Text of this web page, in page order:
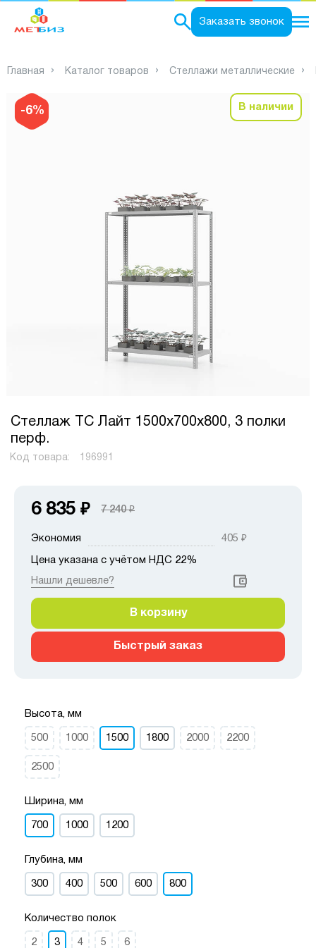
Заказать звонок
Главная Каталог товаров Стеллажи металлические
-6% В наличии
Стеллаж ТС Лайт 1500х700х800, 3 полки
перф.
Код товара: 196991
6 835 ₽ 7 240₽
Экономия 405 ₽
Цена указана с учётом НДС 22%
Нашли дешевле?
В корзину
Быстрый заказ
Высота, мм
500 1000 1500 1800 2000 2200
2500
Ширина, мм
700 1000 1200
Глубина, мм
300 400 500 600 800
Количество полок
2 3 4 5 6